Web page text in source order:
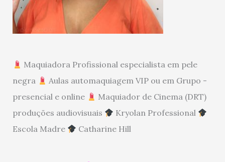
Maquiadora Profissional especialista em pele
negra
Aulas automaquiagem VIP ou em Grupo -
presencial e online
Maquiador de Cinema (DRT)
produções audiovisuais
Kryolan Professional
Escola Madre
Catharine Hill